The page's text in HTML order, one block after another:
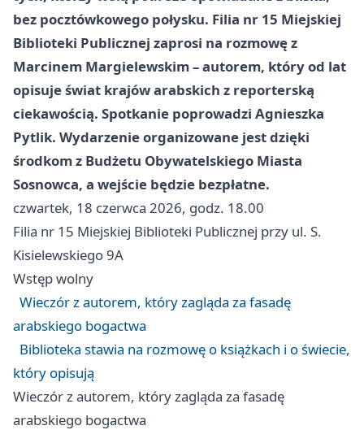
bez pocztówkowego połysku. Filia nr 15 Miejskiej
Biblioteki Publicznej zaprosi na rozmowę z
Marcinem Margielewskim – autorem, który od lat
opisuje świat krajów arabskich z reporterską
ciekawością. Spotkanie poprowadzi Agnieszka
Pytlik. Wydarzenie organizowane jest dzięki
środkom z Budżetu Obywatelskiego Miasta
Sosnowca, a wejście będzie bezpłatne.
czwartek, 18 czerwca 2026, godz. 18.00
Filia nr 15 Miejskiej Biblioteki Publicznej przy ul. S.
Kisielewskiego 9A
Wstęp wolny
Wieczór z autorem, który zagląda za fasadę
arabskiego bogactwa
Biblioteka stawia na rozmowę o książkach i o świecie,
który opisują
Wieczór z autorem, który zagląda za fasadę
arabskiego bogactwa